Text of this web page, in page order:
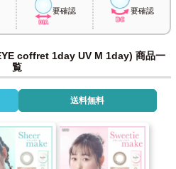
要確認 要確認
coffret 1day UV M 1day) 商品一
覧
送料無料